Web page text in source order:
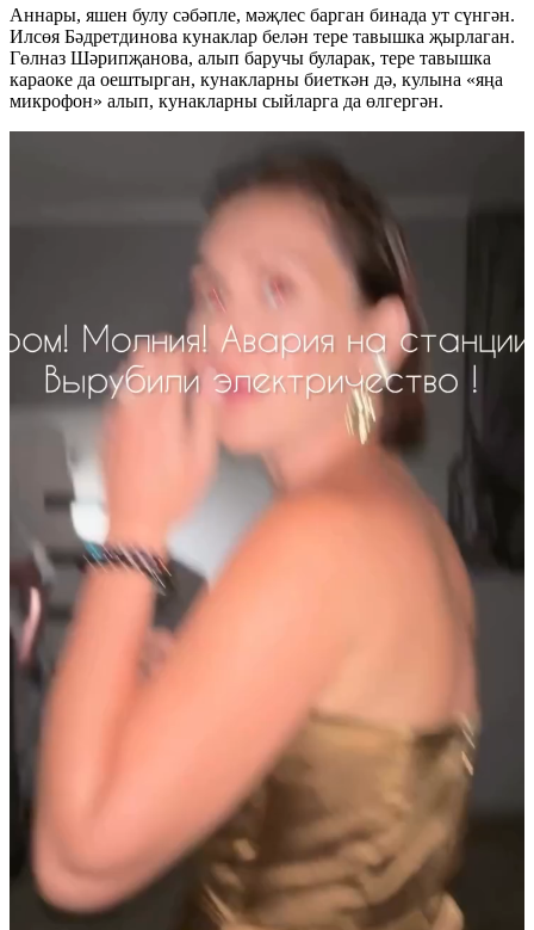
Аннары, яшен булу сәбәпле, мәҗлес барган бинада ут сүнгән.
Илсөя Бәдретдинова кунаклар белән тере тавышка җырлаган.
Гөлназ Шәрипҗанова, алып баручы буларак, тере тавышка
караоке да оештырган, кунакларны биеткән дә, кулына «яңа
микрофон» алып, кунакларны сыйларга да өлгергән.